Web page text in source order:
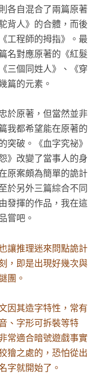
各自混合了兩篇原著
背人》的合體，而後
工程師的拇指》。最
名對應原著的《紅髮
三個同姓人》、《穿
篇的元素。
於原著，但當然並非
我都希望能在原著的
突破。《血字究祕》
》改變了當事人的身
原案頗為簡單的詭計
於另外三篇綜合不同
發揮的作品，我在這
嘗吧。
讓推理迷來問點詭計
，即是出現好幾次與
團。
因其造字特性，常有
、字形可拆裝等特
常適合暗號遊戲事實
獪之處的，恐怕從出
字就開始了。